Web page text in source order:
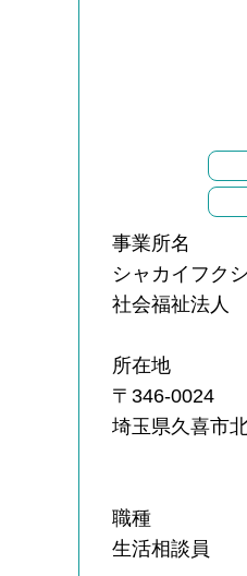
事業所名
シャカイフク
社会福祉法
所在地
〒346-0024
埼玉県久喜市
職種
生活相談員